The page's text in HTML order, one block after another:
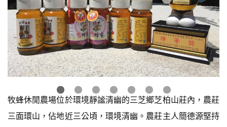
牧蜂休閒農場位於環境靜謐清幽的三芝鄉芝柏山莊內，農莊
三面環山，佔地近三公頃，環境清幽。農莊主人簡德源堅持